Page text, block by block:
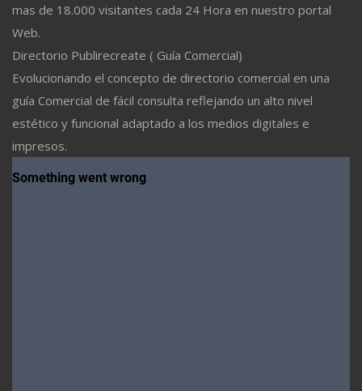
mas de 18.000 visitantes cada 24 Hora en nuestro portal
Web.
Directorio Publirecreate ( Guía Comercial)
Evolucionando el concepto de directorio comercial en una
guía Comercial de fácil consulta reflejando un alto nivel
estético y funcional adaptado a los medios digitales e
impresos.